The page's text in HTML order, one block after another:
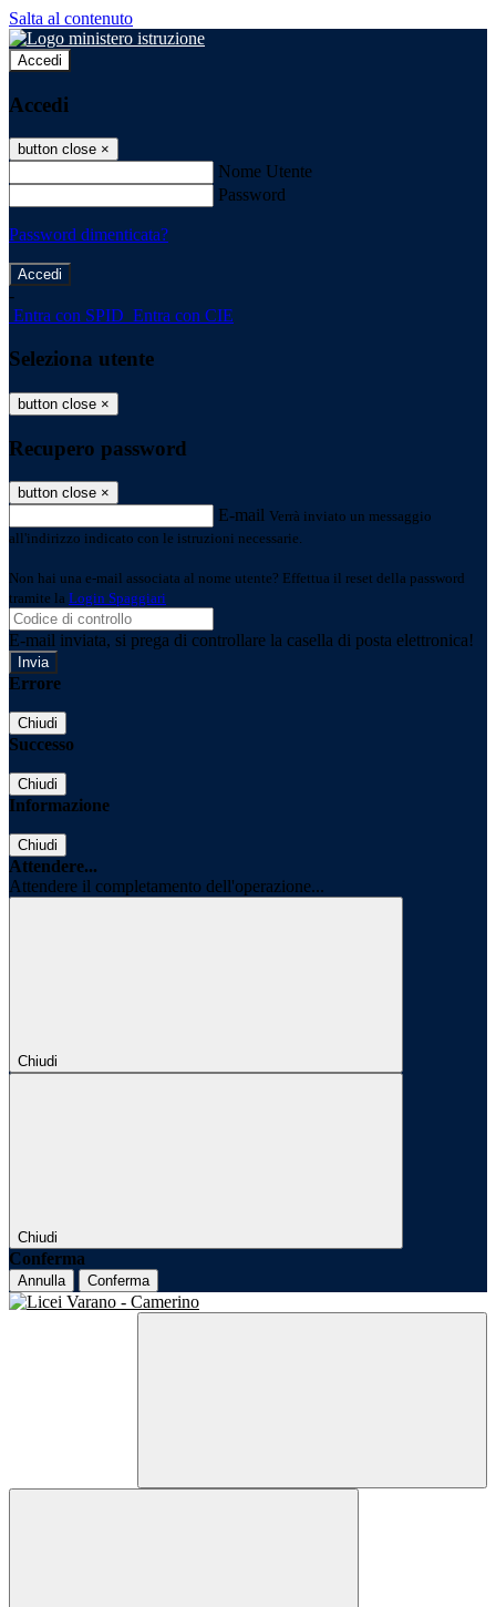
Salta al contenuto
Accedi
Accedi
button close ×
Nome Utente
Password
Password dimenticata?
-
Entra con SPID Entra con CIE
Seleziona utente
button close ×
Recupero password
button close ×
E-mail Verrà inviato un messaggio
all'indirizzo indicato con le istruzioni necessarie.
Non hai una e-mail associata al nome utente? Effettua il reset della password
tramite la Login Spaggiari
E-mail inviata, si prega di controllare la casella di posta elettronica!
Errore
Chiudi
Successo
Chiudi
Informazione
Chiudi
Attendere...
Attendere il completamento dell'operazione...
Chiudi
Chiudi
Conferma
Annulla Conferma